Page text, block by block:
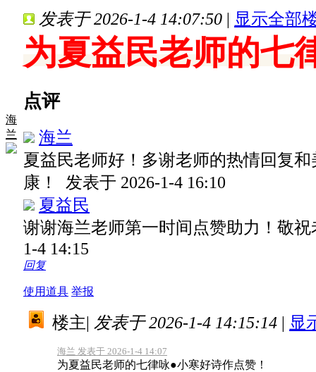
海
兰
发表于 2026-1-4 14:07:50 | 显示全部
为夏益民老师的七
点评
海兰
夏益民老师好！多谢老师的热情回复
康！ 发表于 2026-1-4 16:10
夏益民
谢谢海兰老师第一时间点赞助力！敬
1-4 14:15
回复
使用道具 举报
楼主| 发表于 2026-1-4 14:15:14 | 显
海兰 发表于 2026-1-4 14:07
为夏益民老师的七律咏●小寒好诗作点赞！